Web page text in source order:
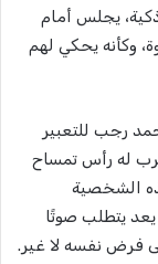
يجلس أمام
وكأنه يحكي لهم
رجب للتعبير
له رأس تمساح
الشخصية
يعد يتطلب صوتًا
فرض نفسه لا غير.